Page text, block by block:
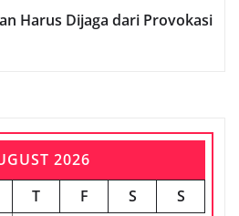
Harus Dijaga dari Provokasi
2026
T F S
S